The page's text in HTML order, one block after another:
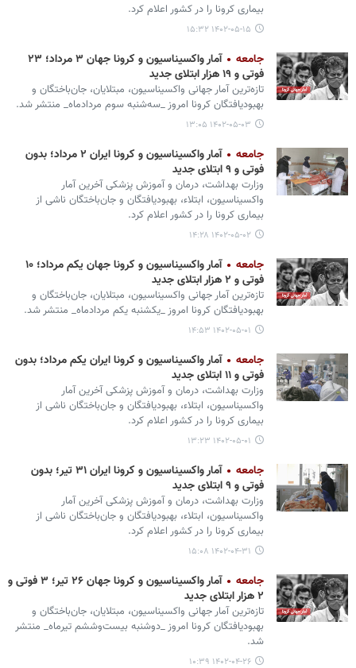
بیماری کرونا را در کشور اعلام کرد.
۱۴۰۲-۰۵-۱۵ ۱۵:۳۲
جامعه
آمار واکسیناسیون و کرونا جهان ۳ مرداد؛ ۲۳
فوتی و ۱۹ هزار ابتلای جدید
تازه‌ترین آمار جهانی واکسیناسیون، مبتلایان، جان‌باختگان و
بهبودیافتگان کرونا امروز _سه‌شنبه سوم مردادماه_ منتشر شد.
۱۴۰۲-۰۵-۰۳ ۱۳:۰۵
جامعه
آمار واکسیناسیون و کرونا ایران ۲ مرداد؛ بدون
فوتی و ۹ ابتلای جدید
وزارت بهداشت، درمان و آموزش پزشکی آخرین آمار
واکسیناسیون، ابتلاء، بهبودیافتگان و جان‌باختگان ناشی از
بیماری کرونا را در کشور اعلام کرد.
۱۴۰۲-۰۵-۰۲ ۱۴:۲۸
جامعه
آمار واکسیناسیون و کرونا جهان یکم مرداد؛ ۱۰
فوتی و ۲ هزار ابتلای جدید
تازه‌ترین آمار جهانی واکسیناسیون، مبتلایان، جان‌باختگان و
بهبودیافتگان کرونا امروز _یکشنبه یکم مردادماه_ منتشر شد.
۱۴۰۲-۰۵-۰۱ ۱۴:۵۳
جامعه
آمار واکسیناسیون و کرونا ایران یکم مرداد؛ بدون
فوتی و ۱۱ ابتلای جدید
وزارت بهداشت، درمان و آموزش پزشکی آخرین آمار
واکسیناسیون، ابتلاء، بهبودیافتگان و جان‌باختگان ناشی از
بیماری کرونا را در کشور اعلام کرد.
۱۴۰۲-۰۵-۰۱ ۱۳:۲۳
جامعه
آمار واکسیناسیون و کرونا ایران ۳۱ تیر؛ بدون
فوتی و ۹ ابتلای جدید
وزارت بهداشت، درمان و آموزش پزشکی آخرین آمار
واکسیناسیون، ابتلاء، بهبودیافتگان و جان‌باختگان ناشی از
بیماری کرونا را در کشور اعلام کرد.
۱۴۰۲-۰۴-۳۱ ۱۵:۰۸
جامعه
آمار واکسیناسیون و کرونا جهان ۲۶ تیر؛ ۳ فوتی و
۲ هزار ابتلای جدید
تازه‌ترین آمار جهانی واکسیناسیون، مبتلایان، جان‌باختگان و
بهبودیافتگان کرونا امروز _دوشنبه بیست‌وششم تیرماه_ منتشر
شد.
۱۴۰۲-۰۴-۲۶ ۱۰:۳۹